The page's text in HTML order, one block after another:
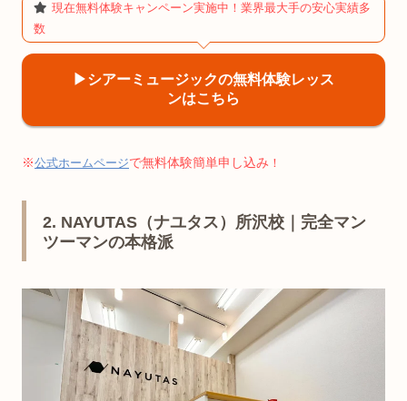
現在無料体験キャンペーン実施中！業界最大手の安心実績多
数
▶︎シアーミュージックの無料体験レッス
ンはこちら
※公式ホームページで無料体験簡単申し込み ！
2. NAYUTAS（ナユタス）所沢校｜完全マン
ツーマンの本格派